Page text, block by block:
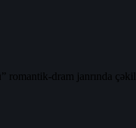
romantik-dram janrında